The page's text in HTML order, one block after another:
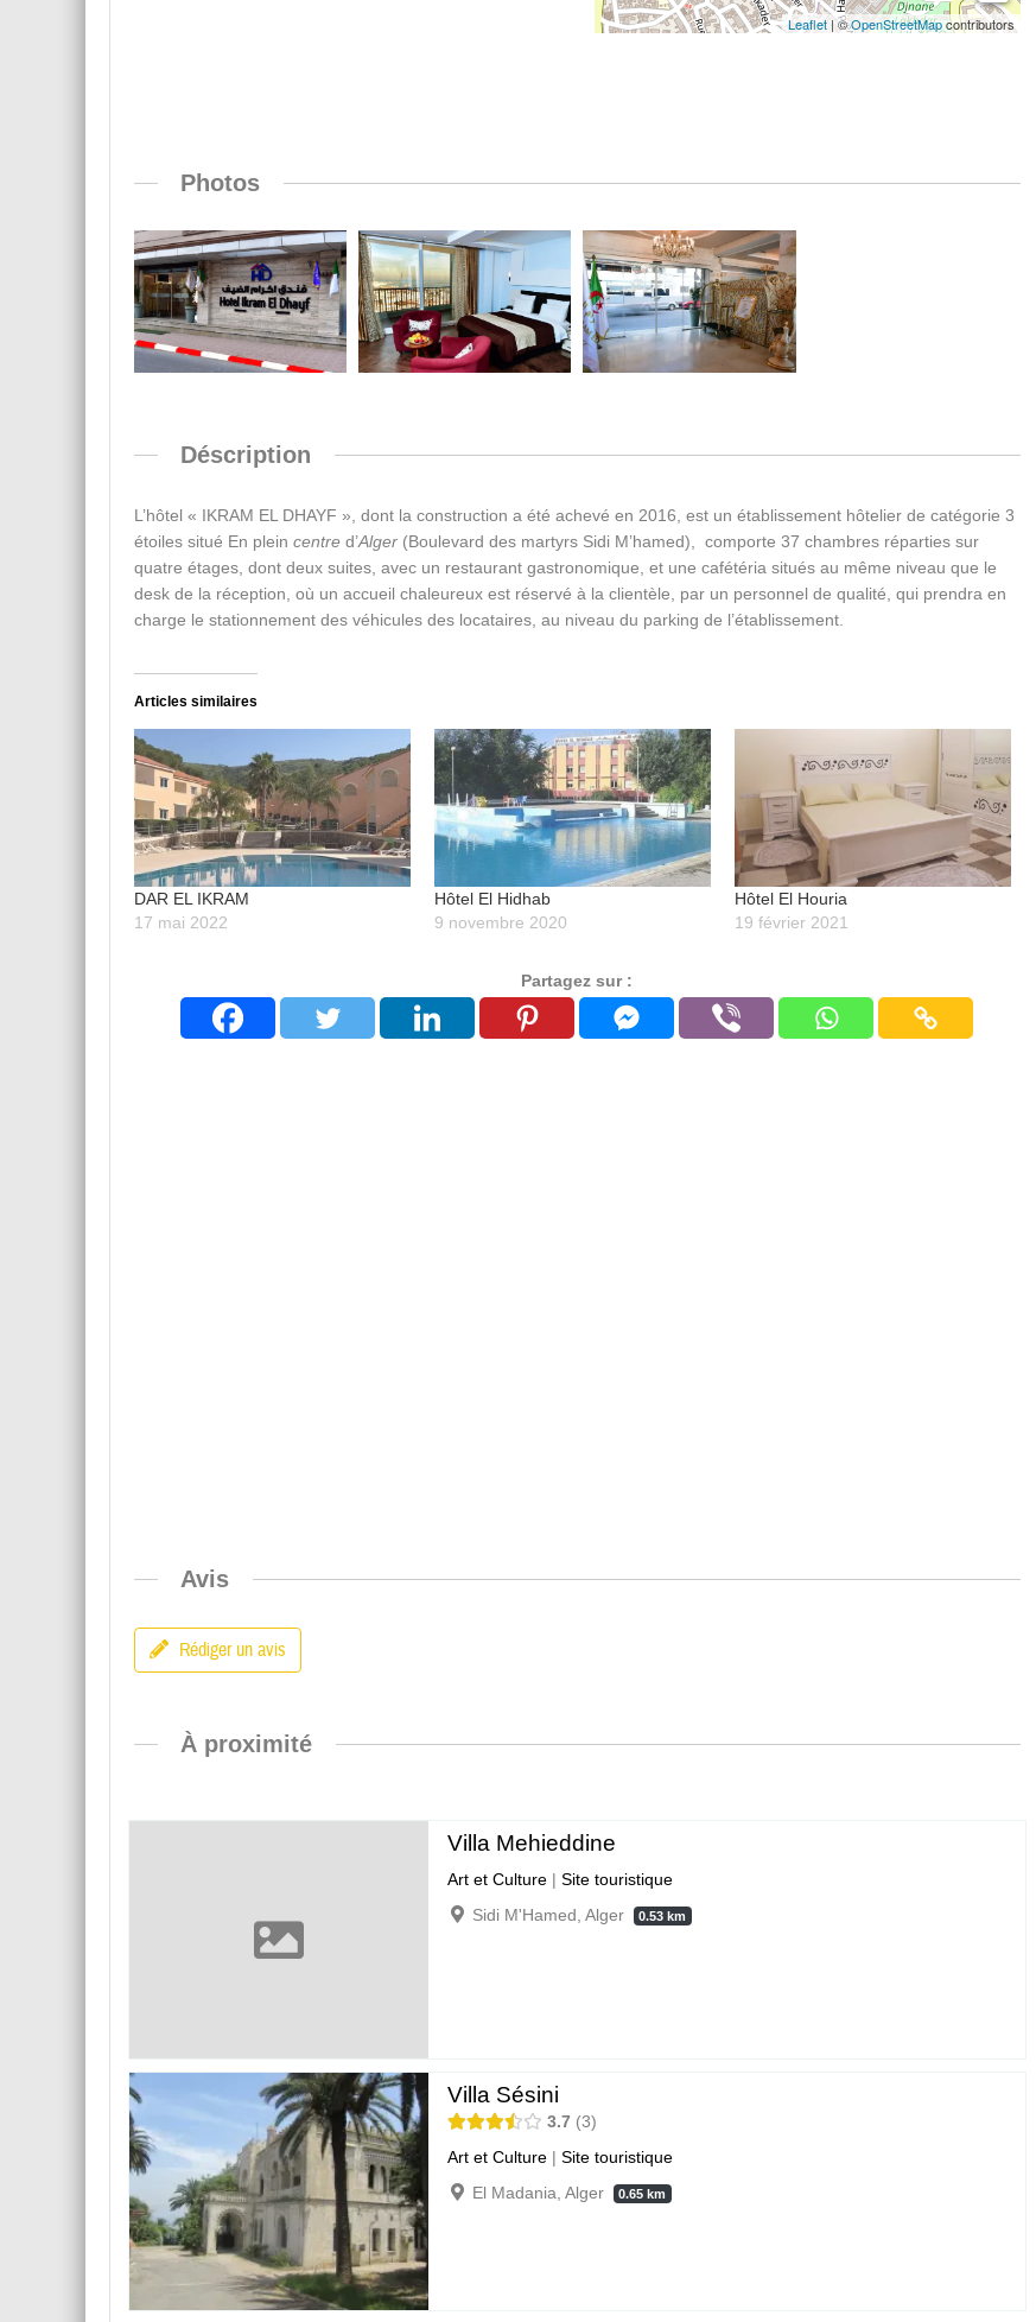
Leaflet| ©OpenStreetMapcontributors
Photos
Déscription
L’hôtel « IKRAM EL DHAYF », dont la construction a été achevé en 2016, est un établissement hôtelier de catégorie 3
étoiles situé En plein centre d’Alger (Boulevard des martyrs Sidi M’hamed), comporte 37 chambres réparties sur
quatre étages, dont deux suites, avec un restaurant gastronomique, et une cafétéria situés au même niveau que le
desk de la réception, où un accueil chaleureux est réservé à la clientèle, par un personnel de qualité, qui prendra en
charge le stationnement des véhicules des locataires, au niveau du parking de l’établissement.
Articles similaires
DAR EL IKRAM
17 mai 2022
Hôtel El Hidhab
9 novembre 2020
Hôtel El Houria
19 février 2021
Partagez sur :
Avis
Rédiger un avis
À proximité
Villa Mehieddine
Art et Culture| Site touristique
Sidi M'Hamed, Alger
0.53 km
Villa Sésini
3.7 3
Art et Culture| Site touristique
El Madania, Alger
0.65 km